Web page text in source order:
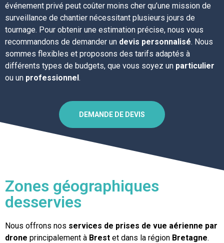
événement privé peut coûter moins cher qu’une mission de
surveillance de chantier nécessitant plusieurs jours de
tournage. Pour obtenir une estimation précise, nous vous
recommandons de demander un devis personnalisé. Nous
sommes flexibles et proposons des tarifs adaptés à
différents types de budgets, que vous soyez un particulier
ou un professionnel.
DEMANDE DE DEVIS
Zones géographiques
desservies
Nous offrons nos services de prises de vue aérienne par
drone principalement à Brest et dans la région Bretagne.